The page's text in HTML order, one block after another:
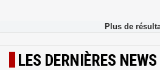
LES DERNIÈRES NEWS